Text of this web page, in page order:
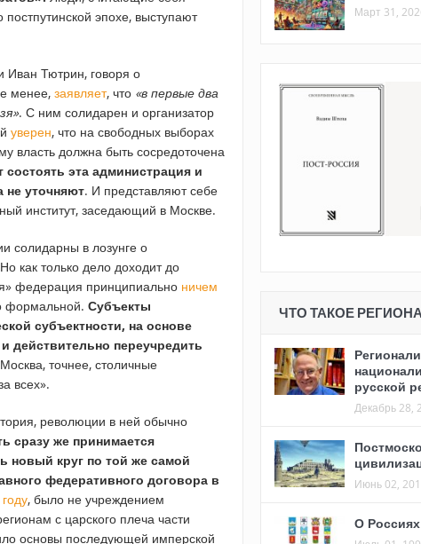
эпохе, выступают
Иван Тютрин, говоря о
менее, заявляет, что «в первые два
. С ним солидарен и организатор
уверен, что на свободных выборах
власть должна быть сосредоточена
состоять эта администрация и
не уточняют. И представляют себе
институт, заседающий в Москве.
солидарны в лозунге о
как только дело доходит до
федерация принципиально ничем
формальной. Субъекты
субъектности, на основе
действительно переучредить
точнее, столичные
всех».
революции в ней обычно
сразу же принимается
новый круг по той же самой
федеративного договора в
, было не учреждением
с царского плеча части
основы последующей имперской
Март 31,
ЧТО ТАКОЕ
русской
Декабрь 28,
Июнь 02,
О Россиях